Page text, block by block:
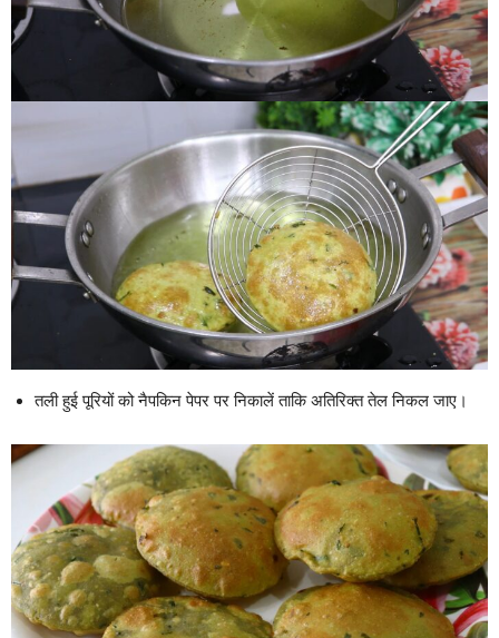
तली हुई पूरियों को नैपकिन पेपर पर निकालें ताकि अतिरिक्त तेल निकल जाए।